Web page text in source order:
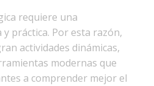
requiere una
práctica. Por esta razón,
actividades dinámicas,
modernas que
a comprender mejor el